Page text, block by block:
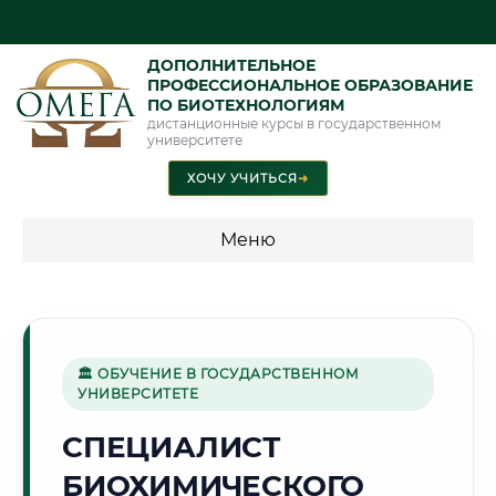
ДОПОЛНИТЕЛЬНОЕ
ПРОФЕССИОНАЛЬНОЕ ОБРАЗОВАНИЕ
ПО БИОТЕХНОЛОГИЯМ
дистанционные курсы в государственном
университете
ХОЧУ УЧИТЬСЯ➜
Меню
🛢️
Г. ТЮМЕНЬ
🏛 ОБУЧЕНИЕ В ГОСУДАРСТВЕННОМ
УНИВЕРСИТЕТЕ
СПЕЦИАЛИСТ
БИОХИМИЧЕСКОГО